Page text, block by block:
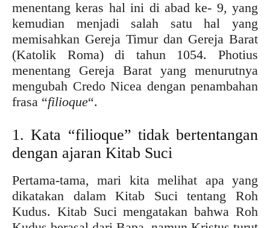
menentang keras hal ini di abad ke- 9, yang
kemudian menjadi salah satu hal yang
memisahkan Gereja Timur dan Gereja Barat
(Katolik Roma) di tahun 1054. Photius
menentang Gereja Barat yang menurutnya
mengubah Credo Nicea dengan penambahan
frasa “filioque“.
1. Kata “filioque” tidak bertentangan
dengan ajaran Kitab Suci
Pertama-tama, mari kita melihat apa yang
dikatakan dalam Kitab Suci tentang Roh
Kudus. Kitab Suci mengatakan bahwa Roh